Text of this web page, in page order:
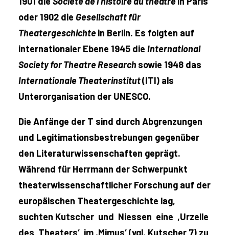
oder 1902 die Gesellschaft für
Theatergeschichtein Berlin. Es folgten auf
internationaler Ebene 1945 die International
Society for Theatre Research sowie 1948 das
Internationale Theaterinstitut(ITI) als
Unterorganisation der UNESCO.
Die Anfänge der T sind durch Abgrenzungen
und Legitimationsbestrebungen gegenüber
den Literaturwissenschaften geprägt.
Während für Herrmann der Schwerpunkt
theaterwissenschaftlicher Forschung auf der
europäischen Theatergeschichte lag,
suchten Kutscher und Niessen eine ,Urzelle
des Theaters‘ im ,Mimus‘ (vgl. Kutscher 7) zu